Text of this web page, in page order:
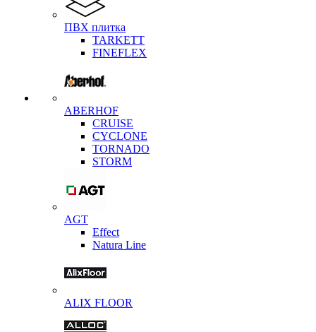
ПВХ плитка
TARKETT
FINEFLEX
ABERHOF
CRUISE
CYCLONE
TORNADO
STORM
AGT
Effect
Natura Line
ALIX FLOOR